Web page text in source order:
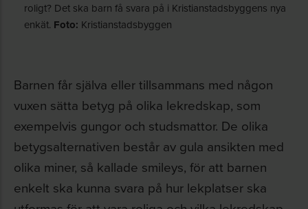
roligt? Det ska barn få svara på i Kristianstadsbyggens nya
enkät. Foto: Kristianstadsbyggen
Barnen får själva eller tillsammans med någon
vuxen sätta betyg på olika lekredskap, som
exempelvis gungor och studsmattor. De olika
betygsalternativen består av gula ansikten med
olika miner, så kallade smileys, för att barnen
enkelt ska kunna svara på hur lekplatser ska